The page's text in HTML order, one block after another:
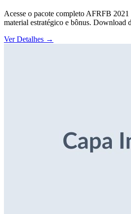
Acesse o pacote completo AFRFB
material estratégico e bônus. Download
Ver Detalhes →